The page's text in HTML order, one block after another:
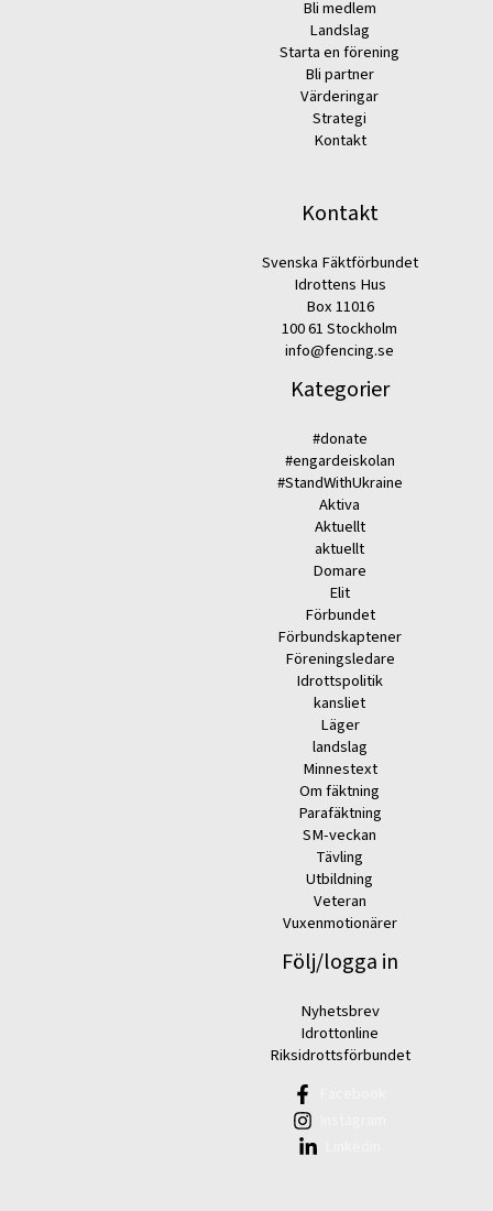
Bli medlem
Landslag
Starta en förening
Bli partner
Värderingar
Strategi
Kontakt
Kontakt
Svenska Fäktförbundet
Idrottens Hus
Box 11016
100 61 Stockholm
info@fencing.se
Kategorier
#donate
#engardeiskolan
#StandWithUkraine
Aktiva
Aktuellt
aktuellt
Domare
Elit
Förbundet
Förbundskaptener
Föreningsledare
Idrottspolitik
kansliet
Läger
landslag
Minnestext
Om fäktning
Parafäktning
SM-veckan
Tävling
Utbildning
Veteran
Vuxenmotionärer
Följ/logga in
Nyhetsbrev
Idrottonline
Riksidrottsförbundet